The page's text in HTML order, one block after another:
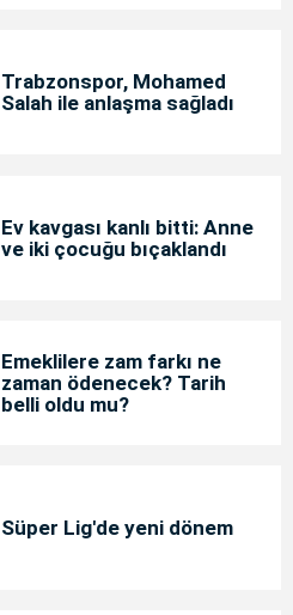
Trabzonspor, Mohamed
Salah ile anlaşma sağladı
Ev kavgası kanlı bitti: Anne
ve iki çocuğu bıçaklandı
Emeklilere zam farkı ne
zaman ödenecek? Tarih
belli oldu mu?
Süper Lig'de yeni dönem